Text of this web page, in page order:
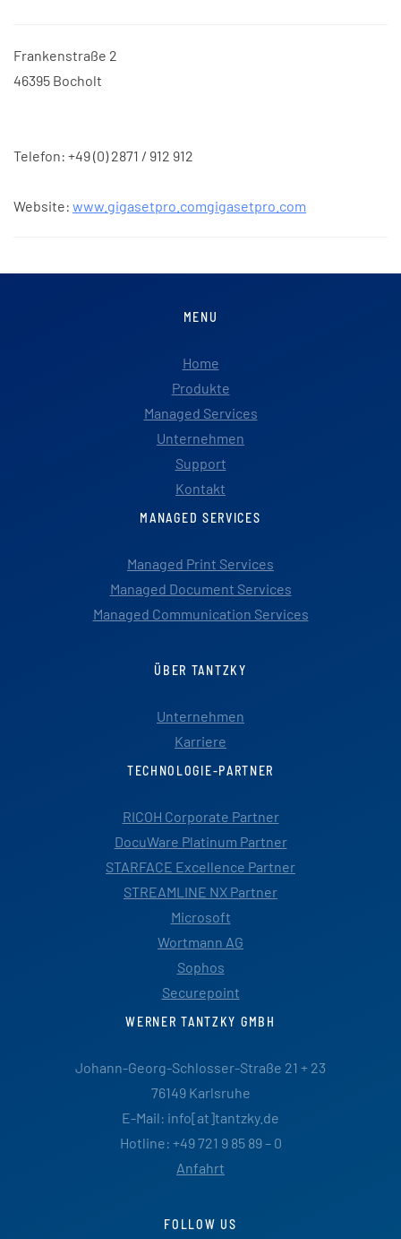
Frankenstraße 2
46395 Bocholt
Telefon: +49 (0) 2871 / 912 912
Website: www.gigasetpro.comgigasetpro.com
MENU
Home
Produkte
Managed Services
Unternehmen
Support
Kontakt
MANAGED SERVICES
Managed Print Services
Managed Document Services
Managed Communication Services
ÜBER TANTZKY
Unternehmen
Karriere
TECHNOLOGIE-PARTNER
RICOH Corporate Partner
DocuWare Platinum Partner
STARFACE Excellence Partner
STREAMLINE NX Partner
Microsoft
Wortmann AG
Sophos
Securepoint
WERNER TANTZKY GMBH
Johann-Georg-Schlosser-Straße 21 + 23
76149 Karlsruhe
E-Mail: info[at]tantzky.de
Hotline: +49 721 9 85 89 – 0
Anfahrt
FOLLOW US